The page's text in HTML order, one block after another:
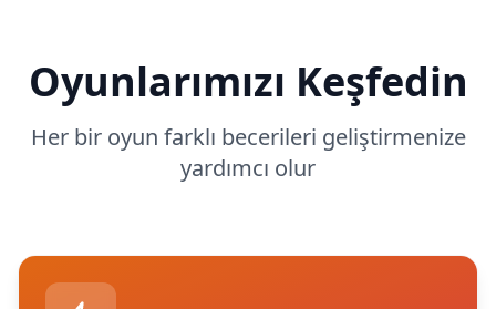
Oyunlarımızı Keşfedin
Her bir oyun farklı becerileri geliştirmenize
yardımcı olur